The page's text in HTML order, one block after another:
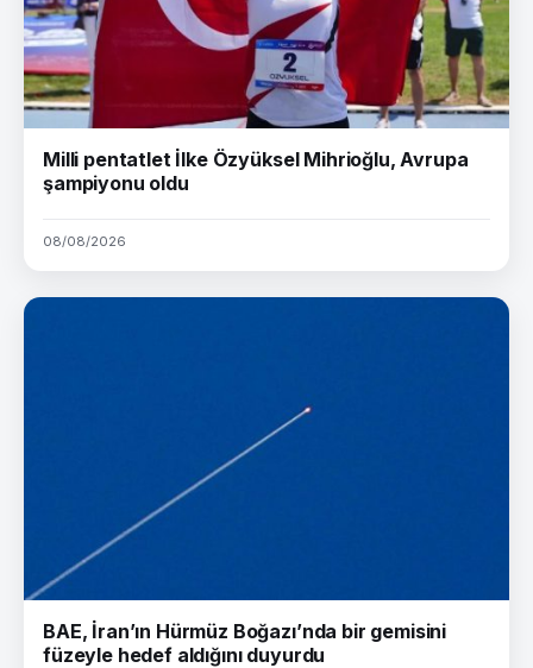
Milli pentatlet İlke Özyüksel Mihrioğlu, Avrupa
şampiyonu oldu
08/08/2026
BAE, İran’ın Hürmüz Boğazı’nda bir gemisini
füzeyle hedef aldığını duyurdu